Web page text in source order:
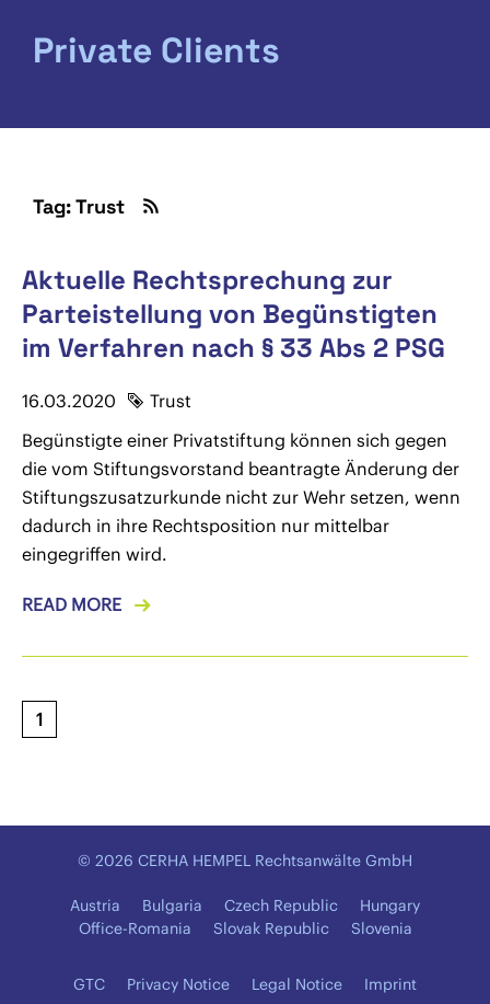
Private Clients
Tag: Trust
Aktuelle Rechtsprechung zur
Parteistellung von Begünstigten
im Verfahren nach § 33 Abs 2 PSG
16.03.2020
Trust
Begünstigte einer Privatstiftung können sich gegen
die vom Stiftungsvorstand beantragte Änderung der
Stiftungszusatzurkunde nicht zur Wehr setzen, wenn
dadurch in ihre Rechtsposition nur mittelbar
eingegriffen wird.
READ MORE
1
© 2026 CERHA HEMPEL Rechtsanwälte GmbH
Austria Bulgaria Czech Republic
Hungary
Office-Romania
Slovak Republic Slovenia
GTC Privacy Notice Legal Notice Imprint